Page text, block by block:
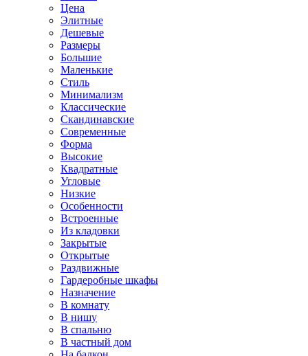
Цена
Элитные
Дешевые
Размеры
Большие
Маленькие
Стиль
Минимализм
Классические
Скандинавские
Современные
Форма
Высокие
Квадратные
Угловые
Низкие
Особенности
Встроенные
Из кладовки
Закрытые
Открытые
Раздвижные
Гардеробные шкафы
Назначение
В комнату
В нишу
В спальню
В частный дом